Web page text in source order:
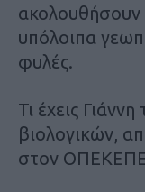
υπόλοιπα
φυλές.
Τι έχεις
βιολογικών,
στον